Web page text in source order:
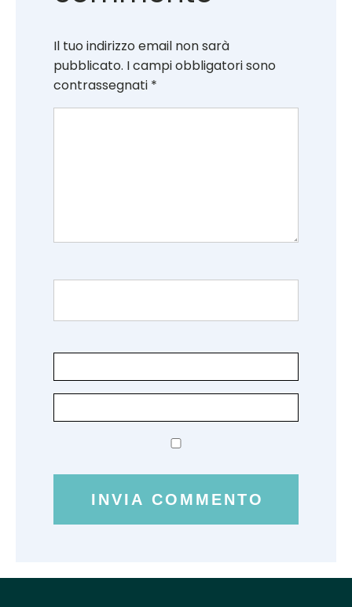
Il tuo indirizzo email non sarà
pubblicato. I campi obbligatori sono
contrassegnati *